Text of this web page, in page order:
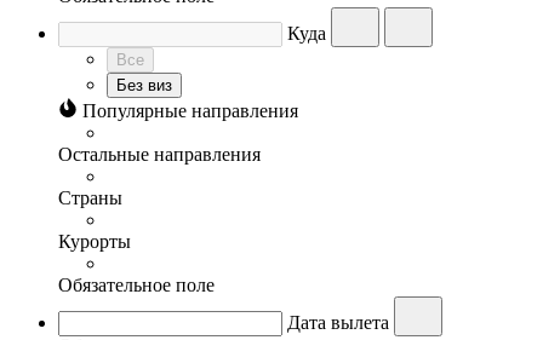
Куда
Все
Без виз
Популярные направления
Остальные направления
Страны
Курорты
Обязательное поле
Дата вылета